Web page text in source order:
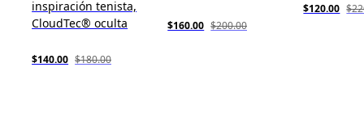
inspiración tenista,
CloudTec® oculta
$140.00 $180.00
$160.00 $200.00
$120.00